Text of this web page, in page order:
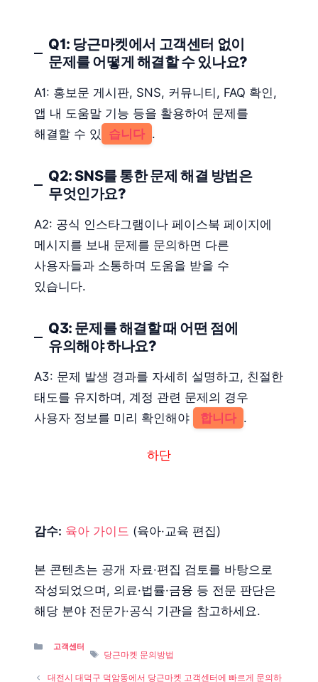
Q1: 당근마켓에서 고객센터 없이
문제를 어떻게 해결할 수 있나요?
A1: 홍보문 게시판, SNS, 커뮤니티, FAQ 확인,
앱 내 도움말 기능 등을 활용하여 문제를
해결할 수 있
습니다 .
Q2: SNS를 통한 문제 해결 방법은
무엇인가요?
A2: 공식 인스타그램이나 페이스북 페이지에
메시지를 보내 문제를 문의하면 다른
사용자들과 소통하며 도움을 받을 수
있습니다.
Q3: 문제를 해결할 때 어떤 점에
유의해야 하나요?
A3: 문제 발생 경과를 자세히 설명하고, 친절한
태도를 유지하며, 계정 관련 문제의 경우
사용자 정보를 미리 확인해야
합니다 .
하단
감수: 육아 가이드 (육아·교육 편집)
본 콘텐츠는 공개 자료·편집 검토를 바탕으로
작성되었으며, 의료·법률·금융 등 전문 판단은
해당 분야 전문가·공식 기관을 참고하세요.
Categories
고객센터
Tags
당근마켓 문의방법
대전시 대덕구 덕암동에서 당근마켓 고객센터에 빠르게 문의하